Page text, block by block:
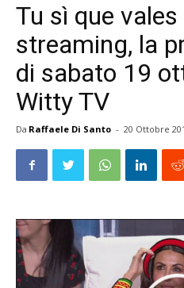
Tu sì que
streaming, la
di sabato 19
Witty TV
Da Raffaele Di Santo - 20 Ottobre